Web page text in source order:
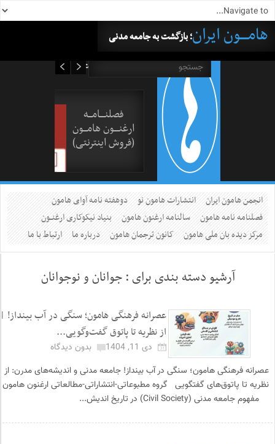
هامــــون ایران؛ بازگشت به جامعه مدنی
فصلنــــامـــه
ارغنــــون هامـــون
(فروش اینترنتی)
انجمن هامون ایران انتشارات هامون نو
دوهفته نامه آوای هامون
فصلنامه نامه هامون
سالنامه ارغنون هامون
بنیاد نیکوکاری ارغنــون
مرکز دیده بان ملی هامون
کانون ترجمان هامون درباره ما ارتباط با ما
آرشیو دسته بندی برای : جوانان و نوجوانان
عصرانه فرهنگی هامون؛ سنگی در آب بینداز! |
از نظریه تا پاتوق گفت‌وگویی...
دی 11, 1404
بدون دیدگاه
عصرانه فرهنگی هامون؛ سنگی در آب بینداز! جامعه مدنی و اندیشه‌های مدرن: از
نظریه تا پاتوق‌های گفتگویی گروه مطبوعاتی-انتشاراتی-مطالعاتی ارغنون هامون
مفهوم جامعه مدنی (Civil Society) در تاریخ اندیش...